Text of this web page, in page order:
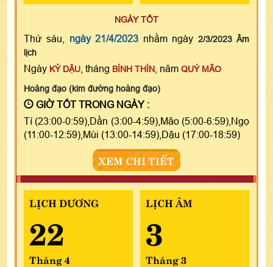
NGÀY TỐT
Thứ sáu, ngày 21/4/2023 nhằm ngày 2/3/2023 Âm
lịch
Ngày KỶ DẬU , tháng BÍNH THÌN , năm QUÝ MÃO
Hoàng đạo (kim đường hoàng đạo)
GIỜ TỐT TRONG NGÀY :
Tí (23:00-0:59),Dần (3:00-4:59),Mão (5:00-6:59),Ngọ
(11:00-12:59),Mùi (13:00-14:59),Dậu (17:00-18:59)
XEM CHI TIẾT
LỊCH DƯƠNG
22
Tháng 4
LỊCH ÂM
3
Tháng 3